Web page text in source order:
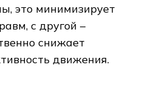
это минимизирует
с другой –
снижает
движения.